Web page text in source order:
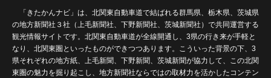
「きたかんナビ」は、北関東自動車道で結ばれる群馬県、栃木県、茨城県
の地方新聞社３社（上毛新聞社、下野新聞社、茨城新聞社）で共同運営する
観光情報サイトです。北関東自動車道が全線開通し、3県の行き来が手軽と
なり、北関東圏といったものができつつあります。こういった背景の下、3
県それぞれの地方紙、上毛新聞、下野新聞、茨城新聞が協力して、この北関
東圏の魅力を掘り起こし、地方新聞社ならではの取材力を活かしたコンテン